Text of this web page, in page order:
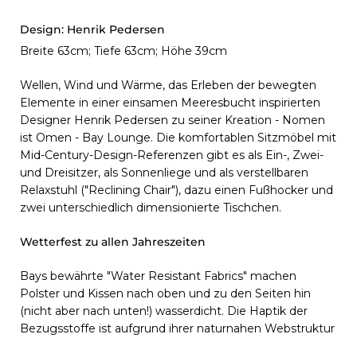
Design: Henrik Pedersen
Breite 63cm; Tiefe 63cm; Höhe 39cm
Wellen, Wind und Wärme, das Erleben der bewegten
Elemente in einer einsamen Meeresbucht inspirierten
Designer Henrik Pedersen zu seiner Kreation - Nomen
ist Omen - Bay Lounge. Die komfortablen Sitzmöbel mit
Mid-Century-Design-Referenzen gibt es als Ein-, Zwei-
und Dreisitzer, als Sonnenliege und als verstellbaren
Relaxstuhl ("Reclining Chair"), dazu einen Fußhocker und
zwei unterschiedlich dimensionierte Tischchen.
Wetterfest zu allen Jahreszeiten
Bays bewährte "Water Resistant Fabrics" machen
Polster und Kissen nach oben und zu den Seiten hin
(nicht aber nach unten!) wasserdicht. Die Haptik der
Bezugsstoffe ist aufgrund ihrer naturnahen Webstruktur